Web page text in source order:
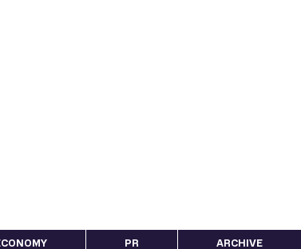
PR ARCHIVE